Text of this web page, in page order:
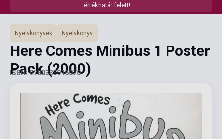
értékhatár felett!
Nyelvkönyvek Nyelvkönyv
Here Comes Minibus 1 Poster
Pack(2000)
ISBN: 9780333916070